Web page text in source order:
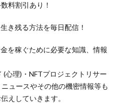
料割引あり！
き残る方法を毎日配信！
を稼ぐために必要な知識、情報
心理)・NFTプロジェクトリサー
ュースやその他の機密情報等も
えしていきます。